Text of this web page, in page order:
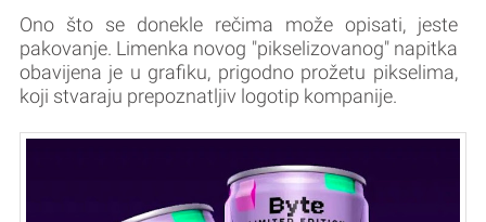
Ono što se donekle rečima može opisati, jeste
pakovanje. Limenka novog "pikselizovanog" napitka
obavijena je u grafiku, prigodno prožetu pikselima,
koji stvaraju prepoznatljiv logotip kompanije.